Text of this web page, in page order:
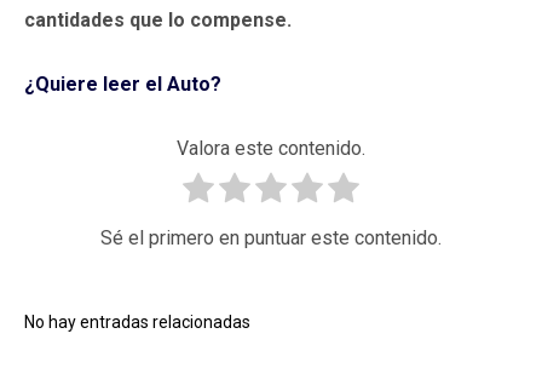
cantidades que lo compense.
¿Quiere leer el Auto?
Valora este contenido.
Sé el primero en puntuar este contenido.
No hay entradas relacionadas